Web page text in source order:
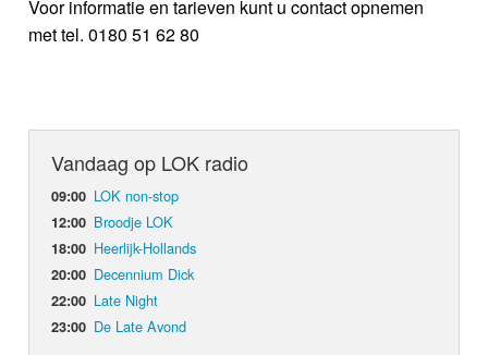
Voor informatie en tarieven kunt u contact opnemen
met tel. 0180 51 62 80
Vandaag op LOK radio
09:00 LOK non-stop
12:00 Broodje LOK
18:00 Heerlijk-Hollands
20:00 Decennium Dick
22:00 Late Night
23:00 De Late Avond